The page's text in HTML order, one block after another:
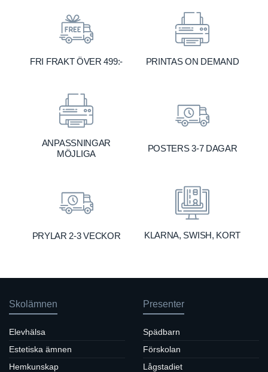
FRI FRAKT ÖVER 499:- PRINTAS ON DEMAND
ANPASSNINGAR
MÖJLIGA
POSTERS 3-7 DAGAR
PRYLAR 2-3 VECKOR KLARNA, SWISH, KORT
Skolämnen
Elevhälsa
Estetiska ämnen
Hemkunskap
Presenter
Spädbarn
Förskolan
Lågstadiet